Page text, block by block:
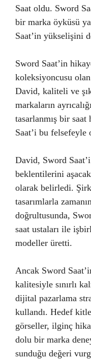
Saat oldu. Sword
bir marka öyküsü
Saat’in yükselişini
Sword Saat’in
koleksiyoncusu
David, kaliteli ve
markaların
tasarlanmış bir saat
Saat’i bu felsefeyle
David, Sword
beklentilerini
olarak belirledi.
tasarımlarla
doğrultusunda,
saat ustaları ile
modeller üretti.
Ancak Sword
kalitesiyle sınırlı
dijital pazarlama
kullandı. Hedef
görseller, ilginç
dolu bir marka
sunduğu değeri